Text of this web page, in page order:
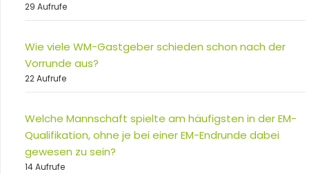
29 Aufrufe
Wie viele WM-Gastgeber schieden schon nach der
Vorrunde aus?
22 Aufrufe
Welche Mannschaft spielte am häufigsten in der EM-
Qualifikation, ohne je bei einer EM-Endrunde dabei
gewesen zu sein?
14 Aufrufe